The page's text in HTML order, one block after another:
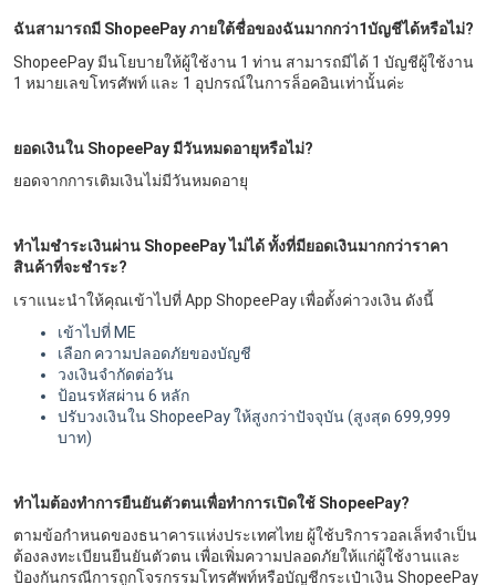
ฉันสามารถมี ShopeePay ภายใต้ชื่อของฉันมากกว่า1บัญชีได้หรือไม่?
ShopeePay มีนโยบายให้ผู้ใช้งาน 1 ท่าน สามารถมีได้ 1 บัญชีผู้ใช้งาน
1 หมายเลขโทรศัพท์ และ 1 อุปกรณ์ในการล็อคอินเท่านั้นค่ะ
ยอดเงินใน ShopeePay มีวันหมดอายุหรือไม่?
ยอดจากการเติมเงินไม่มีวันหมดอายุ
ทำไมชำระเงินผ่าน ShopeePay ไม่ได้ ทั้งที่มียอดเงินมากกว่าราคา
สินค้าที่จะชำระ?
เราแนะนำให้คุณเข้าไปที่ App ShopeePay เพื่อตั้งค่าวงเงิน ดังนี้
เข้าไปที่ ME
เลือก ความปลอดภัยของบัญชี
วงเงินจำกัดต่อวัน
ป้อนรหัสผ่าน 6 หลัก
ปรับวงเงินใน ShopeePay ให้สูงกว่าปัจจุบัน (สูงสุด 699,999
บาท)
ทำไมต้องทำการยืนยันตัวตนเพื่อทำการเปิดใช้ ShopeePay?
ตามข้อกำหนดของธนาคารแห่งประเทศไทย ผู้ใช้บริการวอลเล็ทจำเป็น
ต้องลงทะเบียนยืนยันตัวตน เพื่อเพิ่มความปลอดภัยให้แก่ผู้ใช้งานและ
ป้องกันกรณีการถูกโจรกรรมโทรศัพท์หรือบัญชีกระเป๋าเงิน ShopeePay